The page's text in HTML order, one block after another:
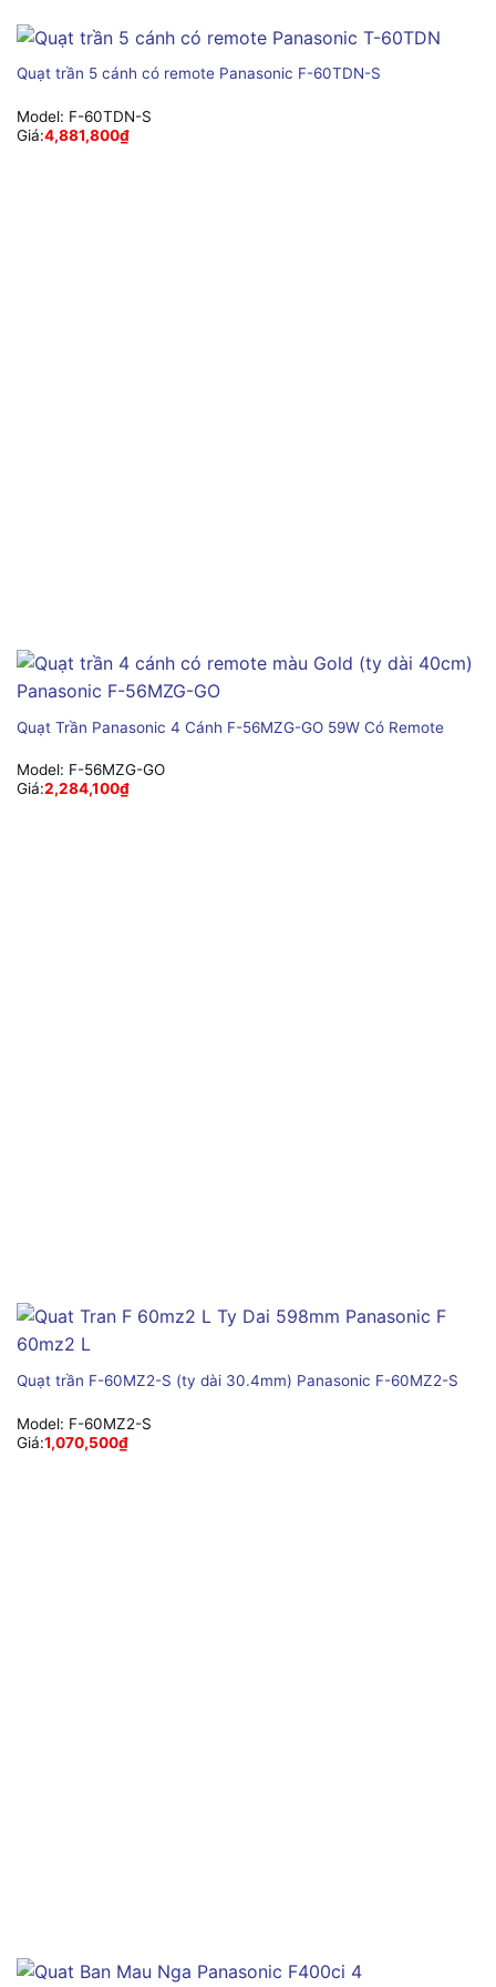
Quạt trần 5 cánh có remote Panasonic F-60TDN-S
Model: F-60TDN-S
Giá:4,881,800₫
Quạt Trần Panasonic 4 Cánh F-56MZG-GO 59W Có Remote
Model: F-56MZG-GO
Giá:2,284,100₫
Quạt trần F-60MZ2-S (ty dài 30.4mm) Panasonic F-60MZ2-S
Model: F-60MZ2-S
Giá:1,070,500₫